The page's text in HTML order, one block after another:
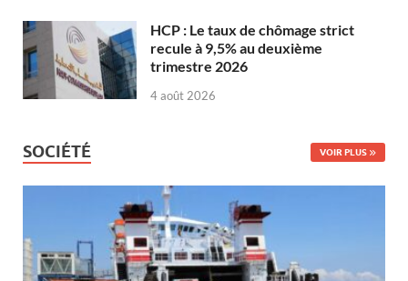
HCP : Le taux de chômage strict
recule à 9,5% au deuxième
trimestre 2026
4 août 2026
SOCIÉTÉ VOIR PLUS